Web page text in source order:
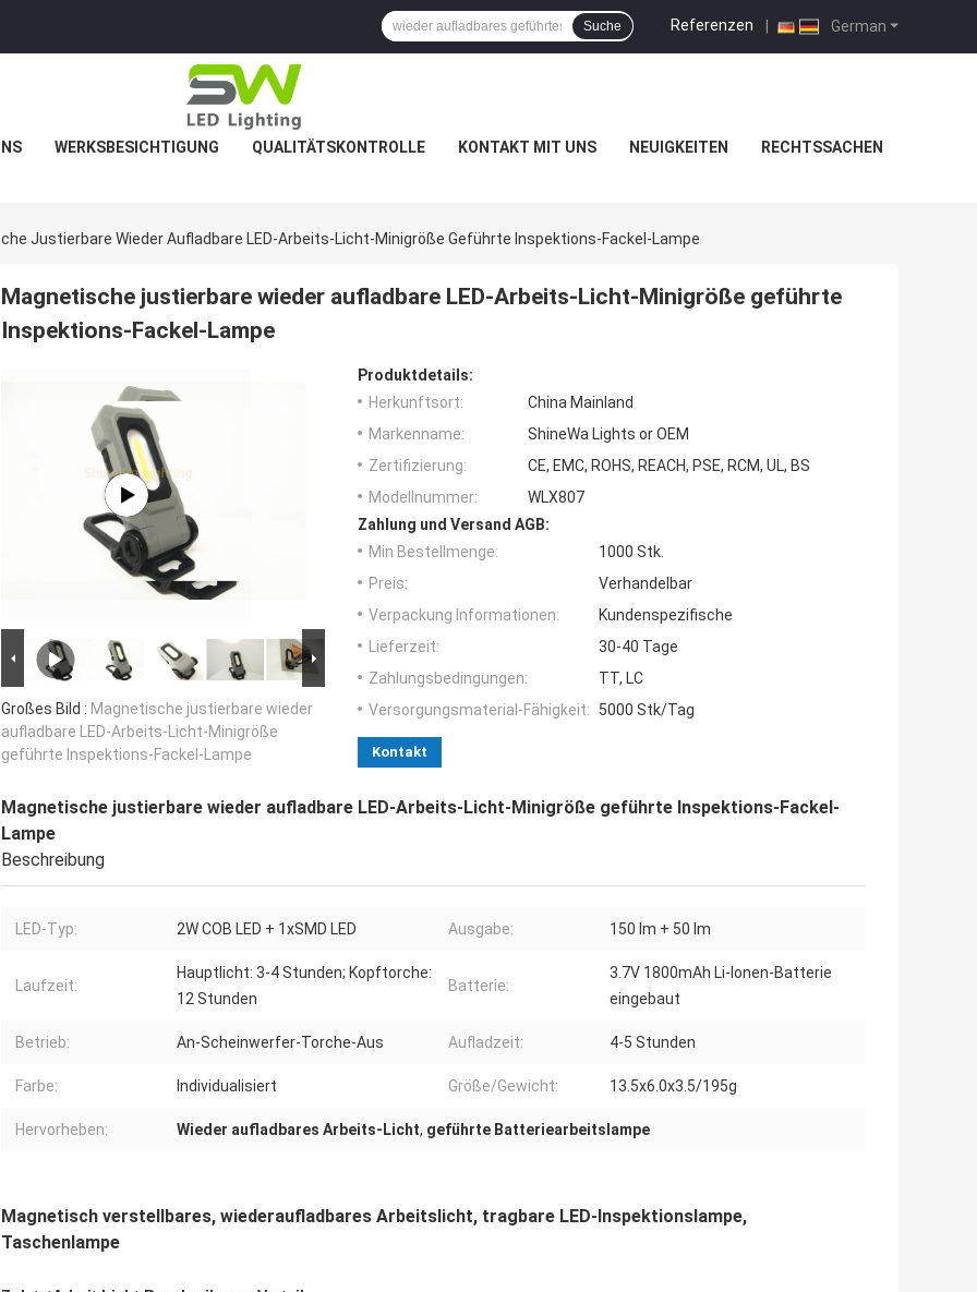
German
Referenzen |
Suche
WERKSBESICHTIGUNG QUALITÄTSKONTROLLE KONTAKT MIT UNS NEUIGKEITEN RECHTSSACHEN
Justierbare Wieder Aufladbare LED-Arbeits-Licht-Minigröße Geführte Inspektions-Fackel-Lampe
Magnetische justierbare wieder aufladbare LED-Arbeits-Licht-Minigröße geführte
Inspektions-Fackel-Lampe
Großes Bild : Magnetische justierbare wieder
aufladbare LED-Arbeits-Licht-Minigröße
geführte Inspektions-Fackel-Lampe
Produktdetails:
Herkunftsort:
China Mainland
Markenname:
ShineWa Lights or OEM
Zertifizierung:
CE, EMC, ROHS, REACH, PSE, RCM, UL, BS
Modellnummer:
WLX807
Zahlung und Versand AGB:
Min Bestellmenge:
1000 Stk.
Preis:
Verhandelbar
Verpackung Informationen:
Kundenspezifische
Lieferzeit:
30-40 Tage
Zahlungsbedingungen:
TT, LC
Versorgungsmaterial-Fähigkeit:
5000 Stk/Tag
Kontakt
Magnetische justierbare wieder aufladbare LED-Arbeits-Licht-Minigröße geführte Inspektions-Fackel-
Lampe
Beschreibung
LED-Typ: 2W COB LED + 1xSMD LED Ausgabe: 150 lm + 50 lm
Laufzeit:
Hauptlicht: 3-4 Stunden; Kopftorche:
12 Stunden
Batterie:
3.7V 1800mAh Li-Ionen-Batterie
eingebaut
Betrieb: An-Scheinwerfer-Torche-Aus Aufladzeit: 4-5 Stunden
Farbe: Individualisiert Größe/Gewicht: 13.5x6.0x3.5/195g
Hervorheben: Wieder aufladbares Arbeits-Licht, geführte Batteriearbeitslampe
Magnetisch verstellbares, wiederaufladbares Arbeitslicht, tragbare LED-Inspektionslampe,
Taschenlampe